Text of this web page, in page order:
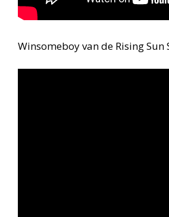
Winsomeboy van de Rising Sun